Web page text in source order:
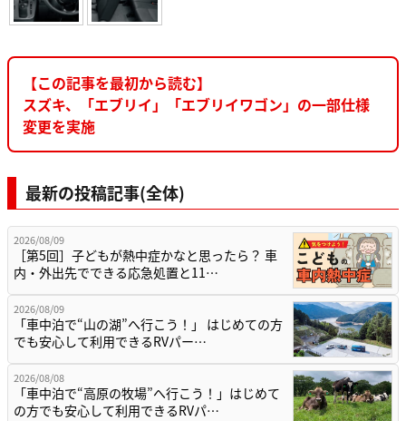
【この記事を最初から読む】
スズキ、「エブリイ」「エブリイワゴン」の一部仕様
変更を実施
最新の投稿記事(全体)
2026/08/09
［第5回］子どもが熱中症かなと思ったら？ 車
内・外出先でできる応急処置と11…
2026/08/09
「車中泊で“山の湖”へ行こう！」 はじめての方
でも安心して利用できるRVパー…
2026/08/08
「車中泊で“高原の牧場”へ行こう！」はじめて
の方でも安心して利用できるRVパ…